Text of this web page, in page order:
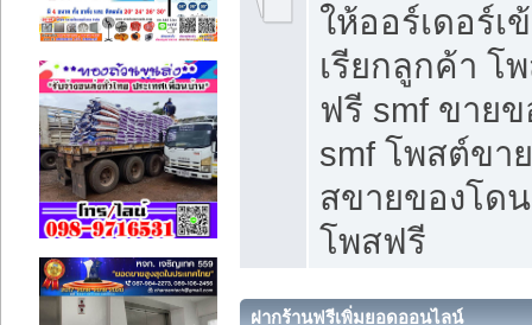
ให้ออร์เดอร์เ
เรียกลูกค้า โ
ฟรี smf ขาย
smf โพสต์ขา
สขายของโด
โพสฟรี
ฝากร้านฟรีเพิ่มยอดออนไลน์